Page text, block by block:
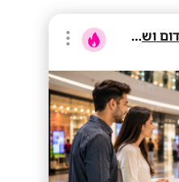
טופ מרקטינג קידום ושיווק בע"מ